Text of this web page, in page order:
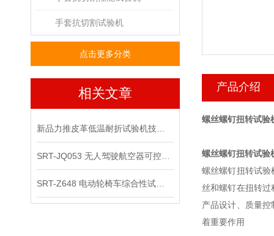
手套抗切割试验机
点击更多分类
相关文章 产品介绍
螺丝螺钉扭转试验
螺丝螺钉扭转试验
螺丝螺钉扭转试
丝和螺钉在扭转
产品设计、质量
着重要作用